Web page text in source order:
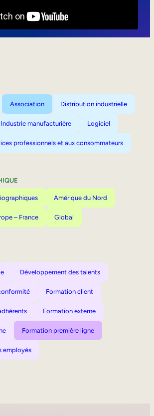
Association Distribution industrielle
Industrie manufacturière Logiciel
professionnels et aux consommateurs
Amérique du Nord
– France Global
Développement des talents
Formation client
Formation externe
Formation première ligne
employés